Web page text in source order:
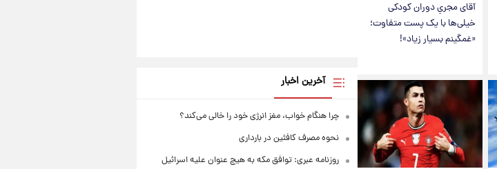
آقای مجریِ دوران کودکی
خیلی‌ها با یک پست متفاوت؛
«غمگینم بسیار زیاد»!
آخرین اخبار
چرا هنگام خواب، مغز انرژی خود را خالی می‌کند؟
نحوه مصرف کافئین در بارداری
روزنامه عبری: توافق مکه به هیچ عنوان علیه اسرائیل